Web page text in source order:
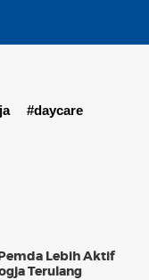
#daycare
Lebih Aktif
Terulang